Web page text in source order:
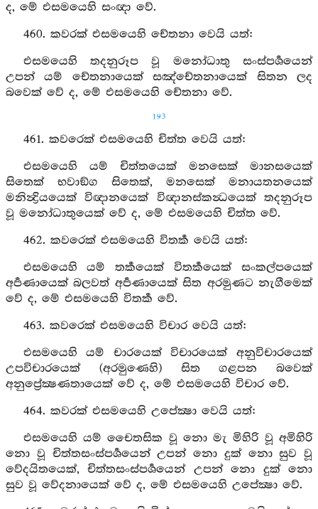
ද, මේ එසමයෙහි සංඥා වේ.
460. කවරක් එසමයෙහි චේතනා වෙයි යත්:
එසමයෙහි තදනුරූප වූ මනෝධාතු සංස්පර්‍ශයෙන්
උපන් යම් චේතනායෙක් සඤ්චේතනායෙක් සිතන ලද
බවෙක් වේ ද, මේ එසමයෙහි චේතනා වේ.
193
461. කවරෙක් එසමයෙහි චිත්ත වෙයි යත්:
එසමයෙහි යම් චිත්තයෙක් මනසෙක් මානසයෙක්
සිතෙක් භවාඞ්ග සිතෙක්, මනසෙක් මනායතනයෙක්
මනින්‍ද්‍රියයෙක් විඥානයෙක් විඥානස්කන්‍ධයෙක් තදනුරූප
වූ මනෝධාතුයෙක් වේ ද, මේ එසමයෙහි චිත්ත වේ.
462. කවරෙක් එසමයෙහි විතර්‍ක වෙයි යත්:
එසමයෙහි යම් තර්‍කයෙක් විතර්‍කයෙක් සංකල්පයෙක්
අර්‍පණායෙක් බලවත් අර්‍පණායෙක් සිත අරමුණට නැගීමෙක්
වේ ද, මේ එසමයෙහි විතර්‍ක වේ.
463. කවරෙක් එසමයෙහි විචාර වෙයි යත්:
එසමයෙහි යම් චාරයෙක් විචාරයෙක් අනුවිචාරයෙක්
උපවිචාරයෙක් (අරමුණෙහි) සිත ගළපන බවෙක්
අනුප්‍රේක්‍ෂණතායෙක් වේ ද, මේ එසමයෙහි විචාර වේ.
464. කවරක් එසමයෙහි උපේක්‍ෂා වෙයි යත්:
එසමයෙහි යම් චෛතසික වූ නො මැ මිහිරි වූ අමිහිරි
නො වූ චිත්තසංස්පර්‍ශයෙන් උපන් නො දුක් නො සුව වූ
වේදයිතයෙක්, චිත්තසංස්පර්‍ශයෙන් උපන් නො දුක් නො
සුව වූ වේදනායෙක් වේ ද, මේ එසමයෙහි උපේක්‍ෂා වේ.